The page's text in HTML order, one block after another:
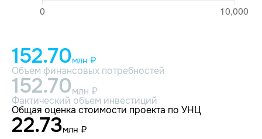
152.70млн ₽
Объем финансовых потребностей
152.70млн ₽
Фактический объем инвестиций
Общая оценка стоимости проекта по УНЦ
22.73млн ₽